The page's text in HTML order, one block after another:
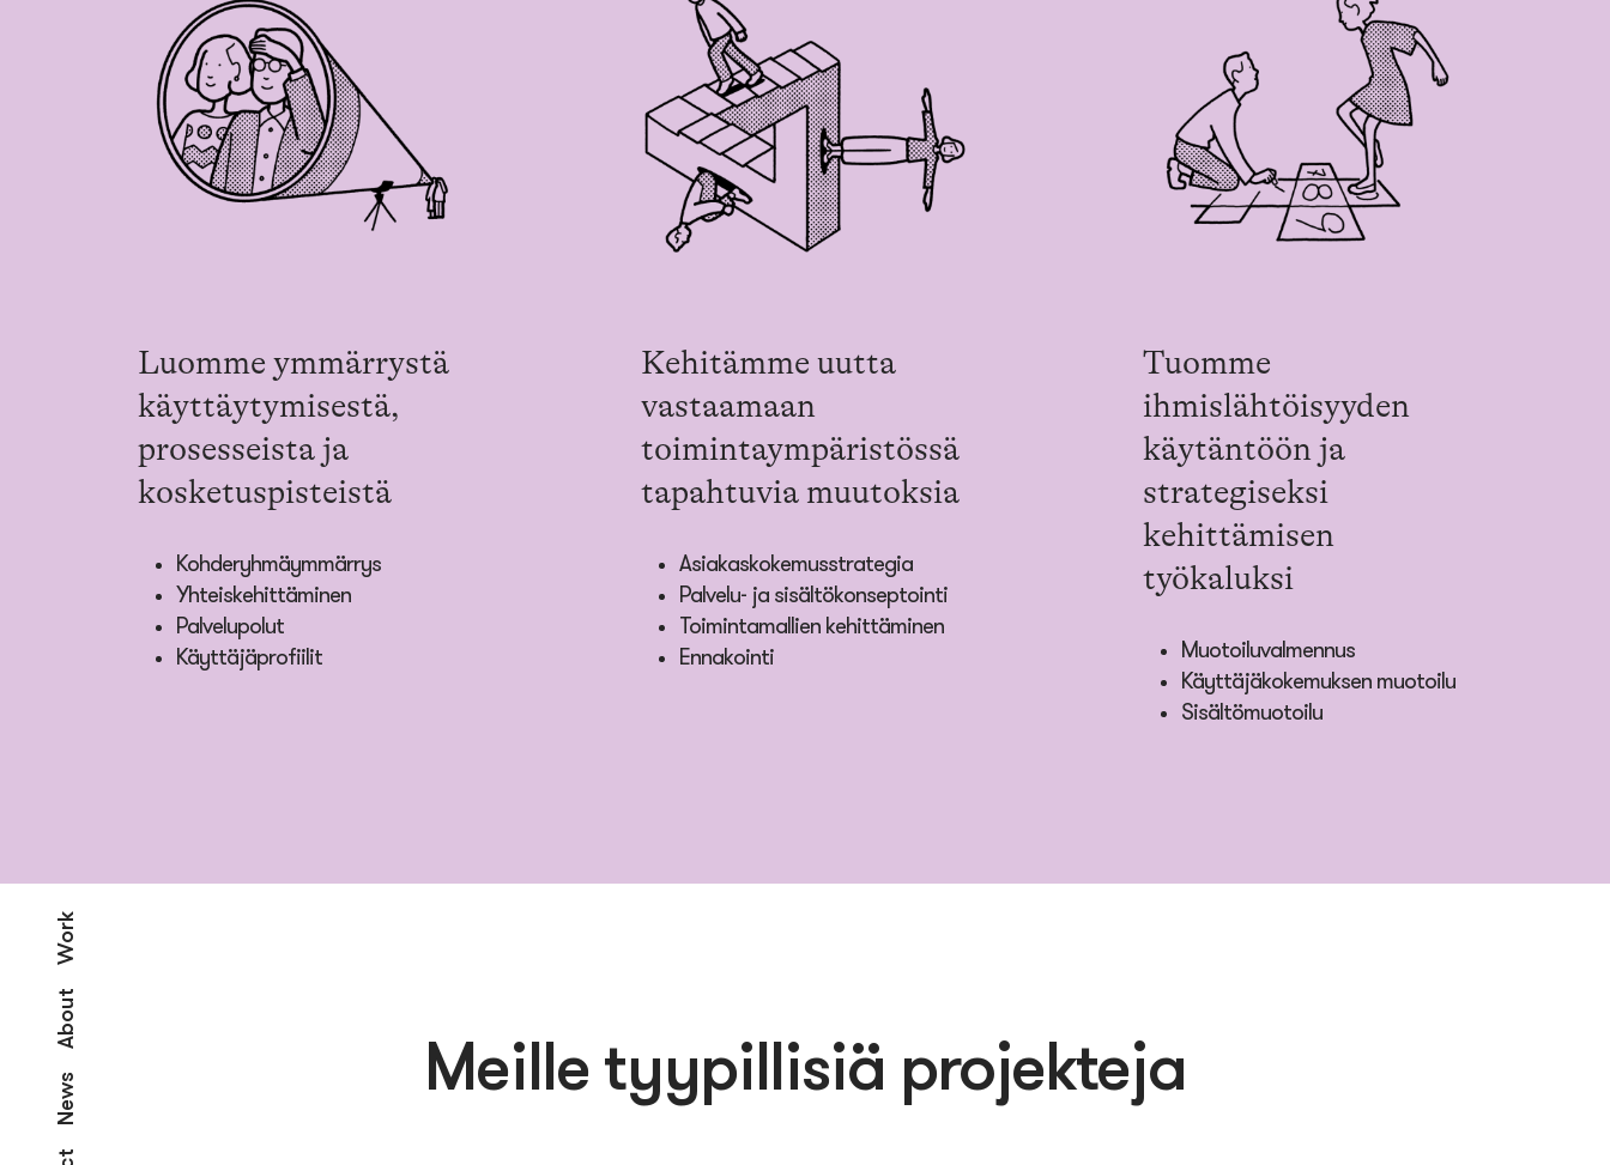
News
About
Work
Luomme ymmärrystä
käyttäytymisestä,
prosesseista ja
kosketuspisteistä
Kohderyhmäymmärrys
Yhteiskehittäminen
Palvelupolut
Käyttäjäprofiilit
Kehitämme uutta
vastaamaan
toimintaympäristössä
tapahtuvia muutoksia
Asiakaskokemusstrategia
Palvelu- ja sisältökonseptointi
Toimintamallien kehittäminen
Ennakointi
Tuomme
ihmislähtöisyyden
käytäntöön ja
strategiseksi
kehittämisen
työkaluksi
Muotoiluvalmennus
Käyttäjäkokemuksen muotoilu
Sisältömuotoilu
Meille tyypillisiä projekteja